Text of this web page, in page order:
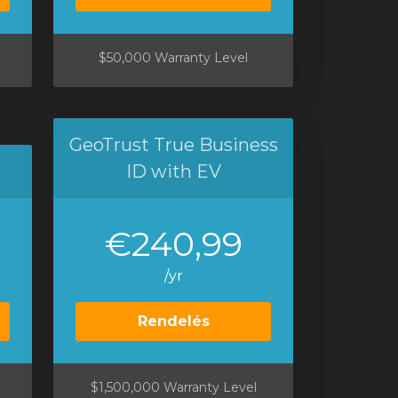
$50,000 Warranty Level
GeoTrust True Business
ID with EV
€240,99
/yr
Rendelés
$1,500,000 Warranty Level